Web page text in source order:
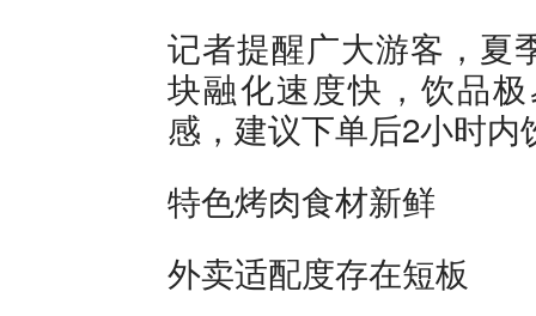
记者提醒广大游客，夏
块融化速度快，饮品
感，建议下单后2小时内
特色烤肉食材新鲜
外卖适配度存在短板